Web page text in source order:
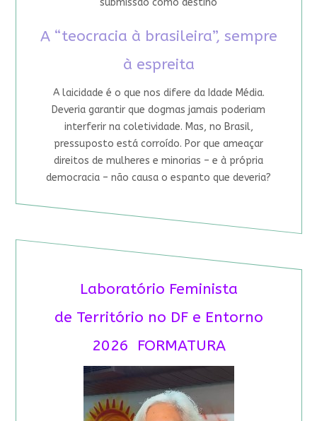
submissão como destino
A “teocracia à brasileira”, sempre
à espreita
A laicidade é o que nos difere da Idade Média.
Deveria garantir que dogmas jamais poderiam
interferir na coletividade. Mas, no Brasil,
pressuposto está corroído. Por que ameaçar
direitos de mulheres e minorias – e à própria
democracia – não causa o espanto que deveria?
Laboratório Feminista
de Território no DF e Entorno
2026 FORMATURA